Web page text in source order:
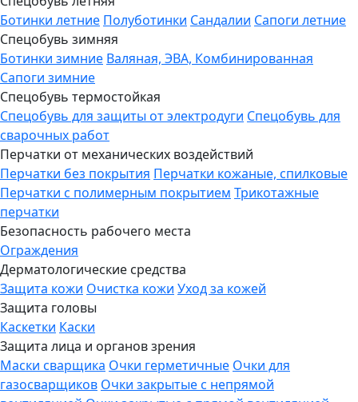
Ботинки летние Полуботинки Сандалии Сапоги летние
Спецобувь зимняя
Ботинки зимние Валяная, ЭВА, Комбинированная
Сапоги зимние
Спецобувь термостойкая
Спецобувь для защиты от электродуги Спецобувь для
сварочных работ
Перчатки от механических воздействий
Перчатки без покрытия Перчатки кожаные, спилковые
Перчатки с полимерным покрытием Трикотажные
перчатки
Безопасность рабочего места
Ограждения
Дерматологические средства
Защита кожи Очистка кожи Уход за кожей
Защита головы
Каскетки Каски
Защита лица и органов зрения
Маски сварщика Очки герметичные Очки для
газосварщиков Очки закрытые с непрямой